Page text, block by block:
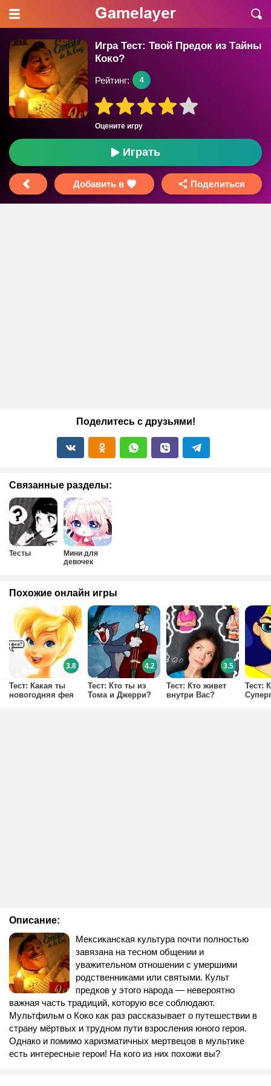
Игра Тест: Твой Предок из Тайны
Коко?
Оцените игру
Рейтинг: 4
Играть
Добавить в Поделиться
Поделитесь с друзьями!
Связанные разделы:
Тесты
Мини для
девочек
Описание:
Мексиканская культура почти полностью
завязана на тесном общении и
уважительном отношении с умершими
родственниками или святыми. Культ
предков у этого народа — невероятно
важная часть традиций, которую все соблюдают.
Мультфильм о Коко как раз рассказывает о путешествии в
страну мёртвых и трудном пути взросления юного героя.
Однако и помимо харизматичных мертвецов в мультике
есть интересные герои! На кого из них похожи вы?
Похожие онлайн игры
Тест: Какая ты
новогодняя фея
3.8
Тест: Кто ты из
Тома и Джерри?
4.2
Тест: Кто живет
внутри Вас?
3.5
Тест: